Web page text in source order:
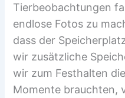
Tierbeobachtungen
endlose Fotos zu
dass der
wir zusätzliche
wir zum Festhalten
Momente brauchten,